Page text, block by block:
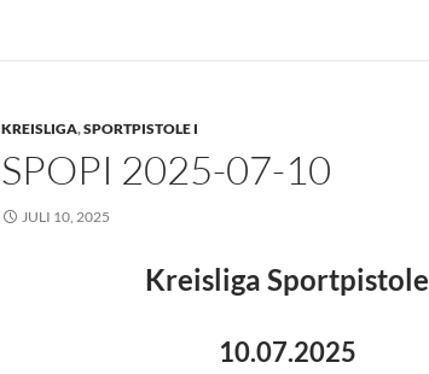
KREISLIGA,SPORTPISTOLE I
SPOPI 2025-07-10
JULI 10, 2025
Kreisliga Sportpistole
10.07.2025